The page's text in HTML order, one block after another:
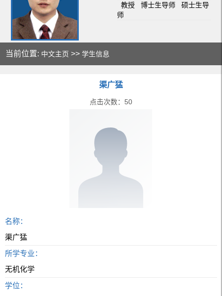
教授 博士生导师 硕士生导
师
当前位置: 中文主页 >>学生信息
渠广猛
点击次数： 50
名称：
渠广猛
所学专业：
无机化学
学位：